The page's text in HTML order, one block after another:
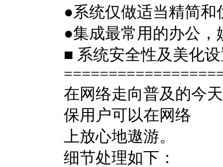
●系统仅做适当精简
●集成最常用的办公
■ 系统安全性及美化
在网络走向普及的今
保用户可以在网络
上放心地遨游。
细节处理如下：